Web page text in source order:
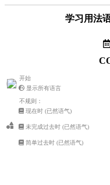
学习用法
开始
显示所有语言
不规则：
现在时 (已然语气)
未完成过去时 (已然语气)
简单过去时 (已然语气)